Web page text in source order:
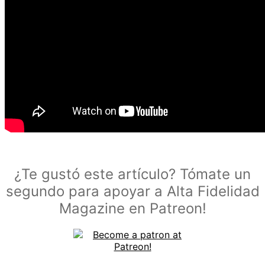
¿Te gustó este artículo? Tómate un
segundo para apoyar a Alta Fidelidad
Magazine en Patreon!